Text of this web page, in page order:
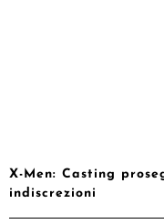
X-Men: Casting
indiscrezioni